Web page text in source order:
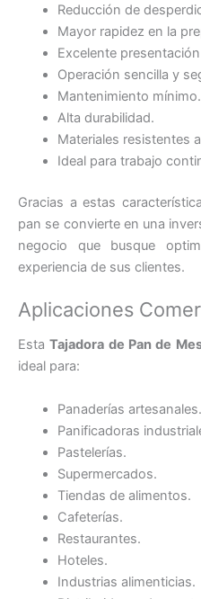
Reducción de
Mayor rapidez en la
Excelente
Operación sencilla y
Mantenimiento mínimo.
Alta durabilidad.
Materiales resistentes
Ideal para trabajo
Gracias a estas
pan se convierte en una
negocio que busque
experiencia de sus clientes.
Aplicaciones
EstaTajadora de Pan de
ideal para:
Panaderías artesanales.
Panificadoras
Pastelerías.
Supermercados.
Tiendas de alimentos.
Cafeterías.
Restaurantes.
Hoteles.
Industrias alimenticias.